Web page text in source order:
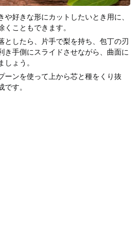
や好きな形にカットしたいとき用に、
くこともできます。
としたら、片手で梨を持ち、包丁の刃
き手側にスライドさせながら、曲面に
しょう。
ーンを使って上から芯と種をくり抜
です。